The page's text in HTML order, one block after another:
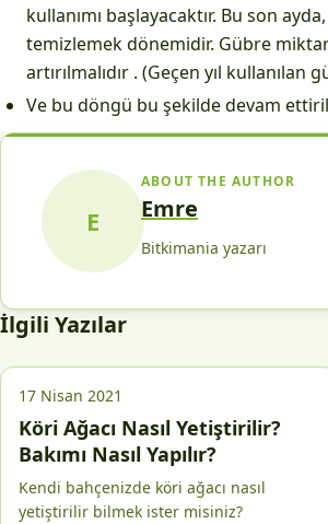
kullanımı başlayacaktır. Bu son
temizlemek dönemidir. Gübre
artırılmalıdır . (Geçen yıl
Ve bu döngü bu şekilde devam
E
ABOUT THE AUTHOR
Emre
Bitkimania yazarı
İlgili Yazılar
17 Nisan 2021
Köri Ağacı Nasıl Yetiştirilir?
Bakımı Nasıl Yapılır?
Kendi bahçenizde köri ağacı nasıl
yetiştirilir bilmek ister misiniz?